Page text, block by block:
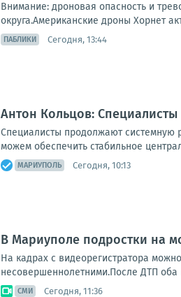
Внимание: дроновая опасность и
округа.Американские дроны Хорнет
ПАБЛИКИ Сегодня, 13:44
Антон Кольцов:
Специалисты продолжают системную
можем обеспечить стабильное
МАРИУПОЛЬ Сегодня, 10:13
В Мариуполе подростки на
На кадрах с видеорегистратора
несовершеннолетними.После ДТП оба
СМИ Сегодня, 11:36